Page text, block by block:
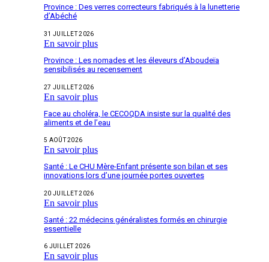
Province : Des verres correcteurs fabriqués à la lunetterie
d’Abéché
31 JUILLET 2026
En savoir plus
Province : Les nomades et les éleveurs d’Aboudeïa
sensibilisés au recensement
27 JUILLET 2026
En savoir plus
Face au choléra, le CECOQDA insiste sur la qualité des
aliments et de l’eau
5 AOÛT 2026
En savoir plus
Santé : Le CHU Mère-Enfant présente son bilan et ses
innovations lors d’une journée portes ouvertes
20 JUILLET 2026
En savoir plus
Santé : 22 médecins généralistes formés en chirurgie
essentielle
6 JUILLET 2026
En savoir plus